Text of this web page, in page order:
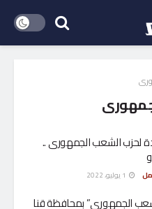
لحزب الشعب الجمهورى ..
الجمهورى” بمحافظة قنا